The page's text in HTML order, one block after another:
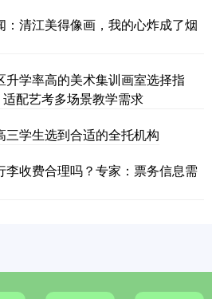
：清江美得像画，我的心炸成了烟
升学率高的美术集训画室选择指
配艺考多场景教学需求
三学生选到合适的全托机构
李收费合理吗？专家：票务信息需